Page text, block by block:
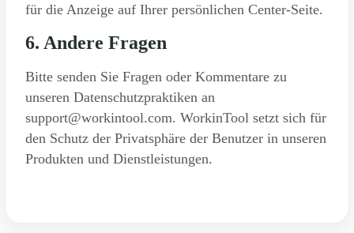
für die Anzeige auf Ihrer persönlichen Center-Seite.
6. Andere Fragen
Bitte senden Sie Fragen oder Kommentare zu
unseren Datenschutzpraktiken an
support@workintool.com. WorkinTool setzt sich für
den Schutz der Privatsphäre der Benutzer in unseren
Produkten und Dienstleistungen.